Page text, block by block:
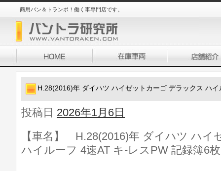
商用バン＆トランポ！働く車専門店です。
H.28(2016)年 ダイハツ ハイゼットカーゴ デラックス ハ
投稿日 2026年1月6日
【車名】 H.28(2016)年 ダイハツ ハイ
ハイルーフ 4速AT キ-レスPW 記録簿6